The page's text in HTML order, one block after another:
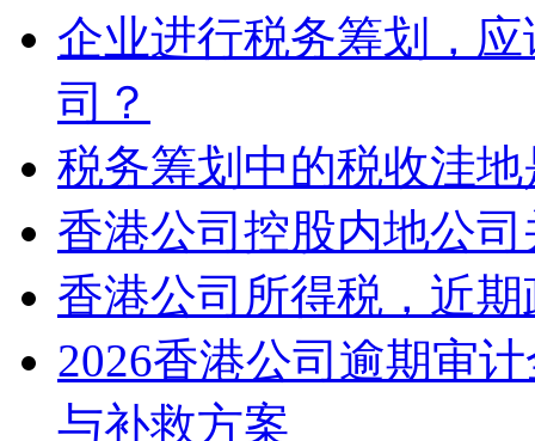
企业进行税务筹划，
司？
税务筹划中的税收洼
香港公司控股内地公
香港公司所得税，近
2026香港公司逾期审
与补救方案